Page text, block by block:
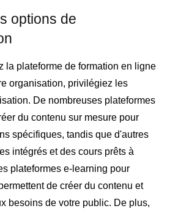
options de
la plateforme de formation en ligne
organisation, privilégiez les
De nombreuses plateformes
du contenu sur mesure pour
spécifiques, tandis que d'autres
intégrés et des cours prêts à
plateformes e-learning pour
de créer du contenu et
besoins de votre public. De plus,